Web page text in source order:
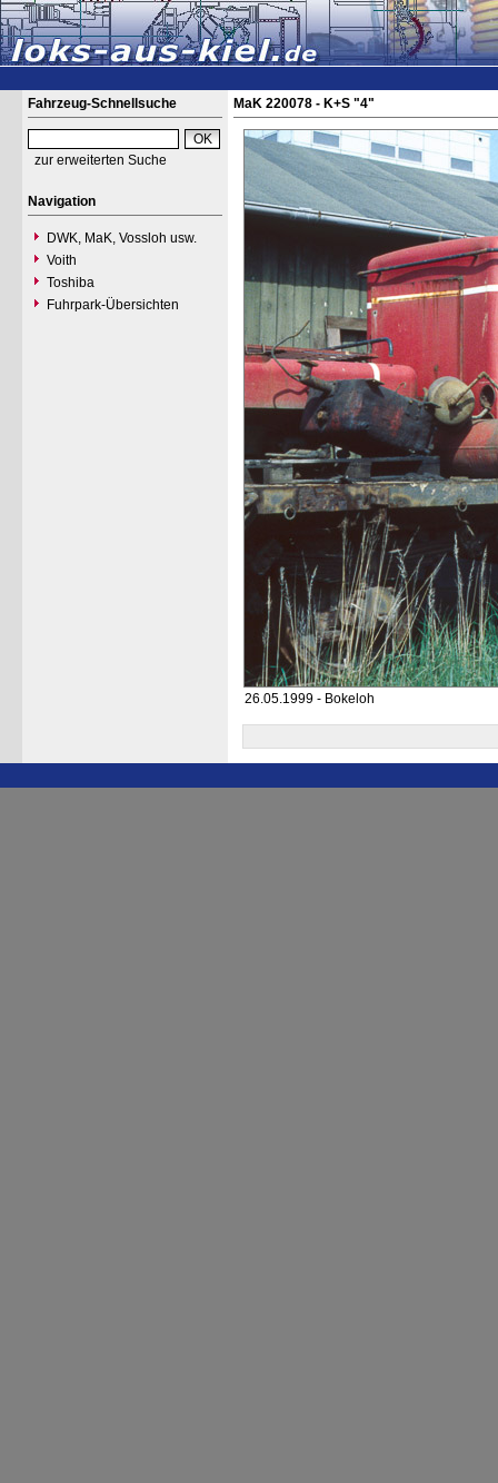
Fahrzeug-Schnellsuche
zur erweiterten Suche
Navigation
DWK, MaK, Vossloh usw.
Voith
Toshiba
Fuhrpark-Übersichten
MaK 220078 - K+S "4"
26.05.1999 - Bokeloh